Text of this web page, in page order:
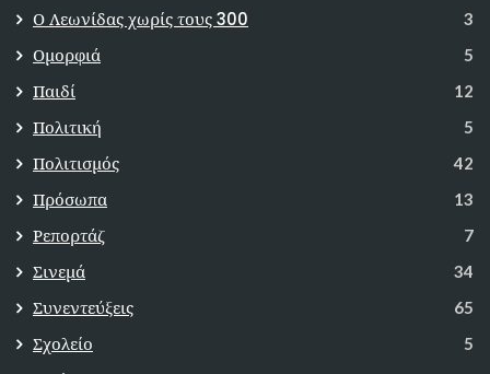
Ο Λεωνίδας χωρίς τους 300 3
Ομορφιά 5
Παιδί 12
Πολιτική 5
Πολιτισμός 42
Πρόσωπα 13
Ρεπορτάζ 7
Σινεμά 34
Συνεντεύξεις 65
Σχολείο 5